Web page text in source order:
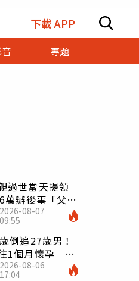
下載 APP
專題
過世當天提領
萬辦後事「父子
刑」 律師：
錢先下手是罪
2026-08-07
09:55
倒追27歲男！
1個月懷孕 36
阿嬤故事曝光
2026-08-06
17:04